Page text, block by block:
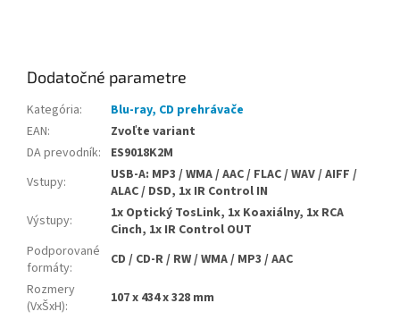
Dodatočné parametre
Kategória:
Blu-ray, CD prehrávače
EAN:
Zvoľte variant
DA prevodník:
ES9018K2M
Vstupy:
USB-A: MP3 / WMA / AAC / FLAC / WAV / AIFF /
ALAC / DSD, 1x IR Control IN
Výstupy:
1x Optický TosLink, 1x Koaxiálny, 1x RCA
Cinch, 1x IR Control OUT
Podporované
formáty:
CD / CD-R / RW / WMA / MP3 / AAC
Rozmery
(VxŠxH):
107 x 434 x 328 mm